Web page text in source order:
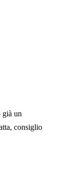
già un
consiglio